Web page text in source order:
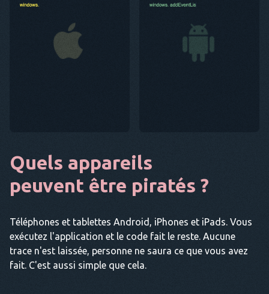
Quels appareils
peuvent être piratés ?
Téléphones et tablettes Android, iPhones et iPads. Vous
exécutez l'application et le code fait le reste. Aucune
trace n'est laissée, personne ne saura ce que vous avez
fait. C'est aussi simple que cela.